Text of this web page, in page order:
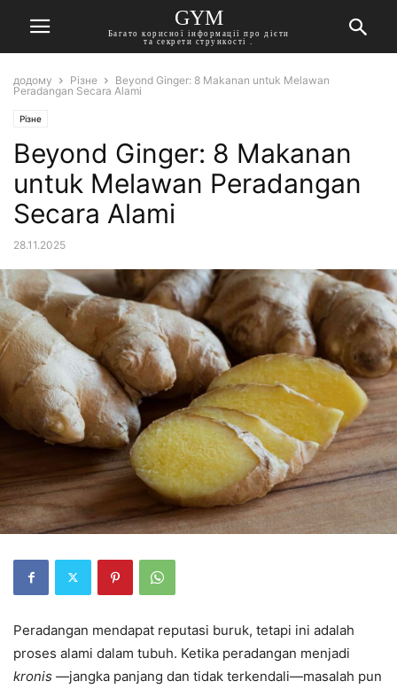
GYM
Багато корисної інформації про дієти
та секрети стрункості .
додому Різне
Beyond Ginger: 8 Makanan untuk Melawan
Peradangan Secara Alami
Різне
Beyond Ginger: 8 Makanan
untuk Melawan Peradangan
Secara Alami
28.11.2025
Peradangan mendapat reputasi buruk, tetapi ini adalah
proses alami dalam tubuh. Ketika peradangan menjadi
kronis —jangka panjang dan tidak terkendali—masalah pun